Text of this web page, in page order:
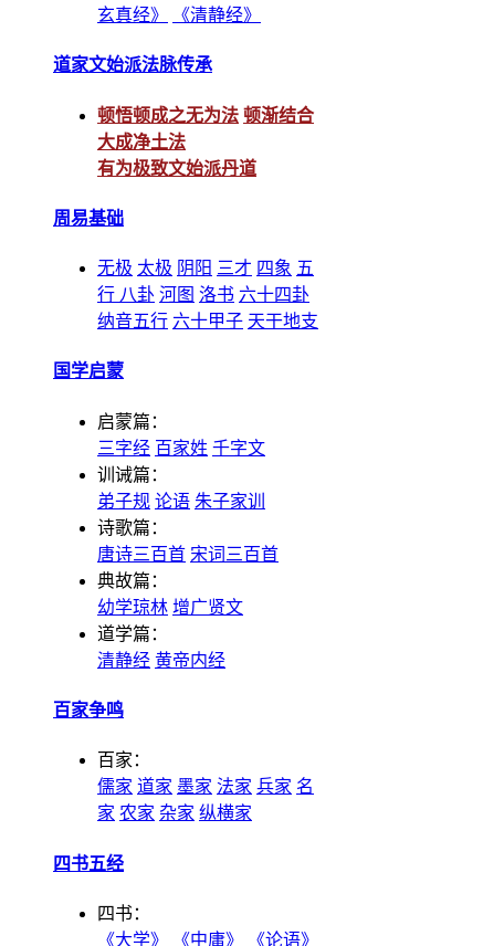
玄真经》
《清静经》
道家文始派法脉传承
顿悟顿成之无为法 顿渐结合
大成净土法
有为极致文始派丹道
周易基础
无极 太极 阴阳 三才 四象 五
行 八卦 河图 洛书 六十四卦
纳音五行 六十甲子 天干地支
国学启蒙
启蒙篇：
三字经 百家姓 千字文
训诫篇：
弟子规 论语 朱子家训
诗歌篇：
唐诗三百首 宋词三百首
典故篇：
幼学琼林 增广贤文
道学篇：
清静经 黄帝内经
百家争鸣
百家：
儒家 道家 墨家 法家 兵家 名
家 农家 杂家 纵横家
四书五经
四书：
《大学》
《中庸》 《论语》